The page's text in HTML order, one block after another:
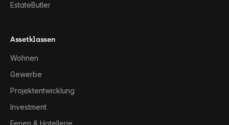
EstateButler
Assetklassen
Wohnen
Gewerbe
Projektentwicklung
Investment
Ferien & Hotellerie